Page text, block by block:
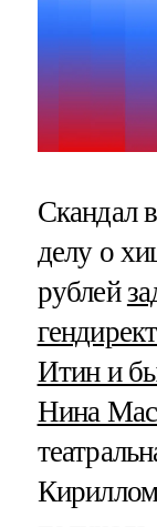
Скандал
делу о
рублей
Итин и
Нина